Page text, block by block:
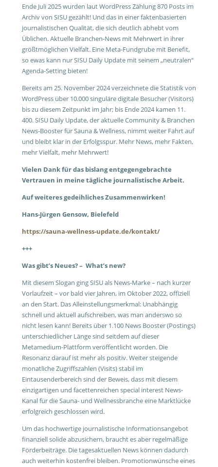
Ende Juli 2025 wurden laut WordPress Zählung 870 Posts im
Archiv von SISU gezählt! Und das in einer faktenbasierten
journalistischen Qualität, die sich deutlich abhebt vom
Üblichen. Aktuelle Branchen-News mit Mehrwert in ihrer
größtmöglichen Vielfalt. Eine Meta-Fundgrube mit Benefit,
so ewas kann nur SISU Daily Update mit seinem „neutralen“
Agenda-Setting bieten!
Bereits am 25. November 2024 verzeichnete die Statistik von
WordPress über 10.000 singuläre digitale Besucher (Visitors)
bis zu diesem Zeitpunkt im Jahr; bis Ende 2024 kamen 11.
400. SISU Daily Update, der aktuelle Community & Branchen
News-Booster für Sauna & Wellness, nimmt weiter Fahrt auf
und bleibt klar in der Erfolgsspur. Mehr News, mehr Fakten,
mehr Vielfalt, mehr Mehrwert!
Vielen Dank für das bislang entgegengebrachte
Vertrauen in meine tägliche journalistische Arbeit.
Auf weiteres gedeihliches Zusammenwirken!
Hans-Jürgen Gensow, Bielefeld
https://sauna-wellness-update.de/kontakt/
+++
Was gibt’s Neues? – What’s new?
Mit diesem Slogan ging SISU als News-Marke – nach kurzer
Vorlaufzeit – vor bald vier Jahren, im Oktober 2022, offiziell
an den Start. Das Alleinstellungsmerkmal: Unabhängig
schnell und aktuell aufschreiben, was man anderswo so
nicht lesen kann! Bereits über 1.100 News Booster (Postings)
unterschiedlicher Länge sind seitdem auf dieser
Metamedium-Plattform veröffentlicht worden. Die
Resonanz darauf ist mehr als positiv. Weiter steigende
monatliche Zugriffszahlen (Visits) stabil im
Eintausenderbereich sind der Beweis, dass mit diesem
einzigartigen und facettenreichen special interest News-
Kanal für die Sauna- und Wellnessbranche eine Marktlücke
erfolgreich geschlossen wird.
Um das hochwertige journalistische Informationsangebot
finanziell solide abzusichern, braucht es aber regelmäßige
Förderbeiträge. Die tagesaktuellen News können dadurch
auch weiterhin kostenfrei bleiben. Promotionwünsche eines